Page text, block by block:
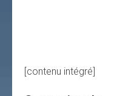
[contenu intégré]